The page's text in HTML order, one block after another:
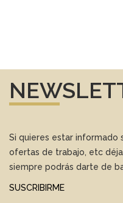
Si quieres estar informado
ofertas de trabajo, etc
siempre podrás darte de
SUSCRIBIRME